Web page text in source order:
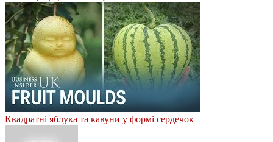
Квадратні яблука та кавуни у формі сердечок